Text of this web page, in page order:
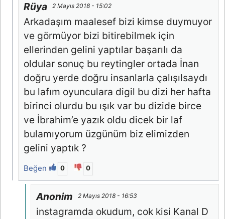
Rüya 2 Mayıs 2018 - 15:02
Arkadaşım maalesef bizi kimse duymuyor
ve görmüyor bizi bitirebilmek için
ellerinden gelini yaptılar başarılı da
oldular sonuç bu reytingler ortada İnan
doğru yerde doğru insanlarla çalışılsaydı
bu lafım oyunculara digil bu dizi her hafta
birinci olurdu bu ışık var bu dizide birce
ve İbrahim’e yazık oldu dicek bir laf
bulamıyorum üzgünüm biz elimizden
gelini yaptık ?
Beğen 0 0
Anonim 2 Mayıs 2018 - 16:53
instagramda okudum, cok kisi Kanal D